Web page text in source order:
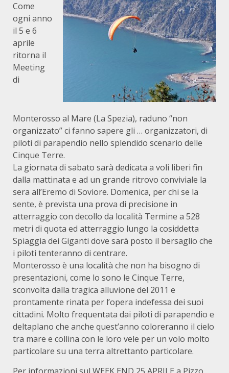
Come
ogni anno
il 5 e 6
aprile
ritorna il
Meeting
di
Monterosso al Mare (La Spezia), raduno “non
organizzato” ci fanno sapere gli … organizzatori, di
piloti di parapendio nello splendido scenario delle
Cinque Terre.
La giornata di sabato sarà dedicata a voli liberi fin
dalla mattinata e ad un grande ritrovo conviviale la
sera all’Eremo di Soviore. Domenica, per chi se la
sente, è prevista una prova di precisione in
atterraggio con decollo da località Termine a 528
metri di quota ed atterraggio lungo la cosiddetta
Spiaggia dei Giganti dove sarà posto il bersaglio che
i piloti tenteranno di centrare.
Monterosso è una località che non ha bisogno di
presentazioni, come lo sono le Cinque Terre,
sconvolta dalla tragica alluvione del 2011 e
prontamente rinata per l’opera indefessa dei suoi
cittadini. Molto frequentata dai piloti di parapendio e
deltaplano che anche quest’anno coloreranno il cielo
tra mare e collina con le loro vele per un volo molto
particolare su una terra altrettanto particolare.